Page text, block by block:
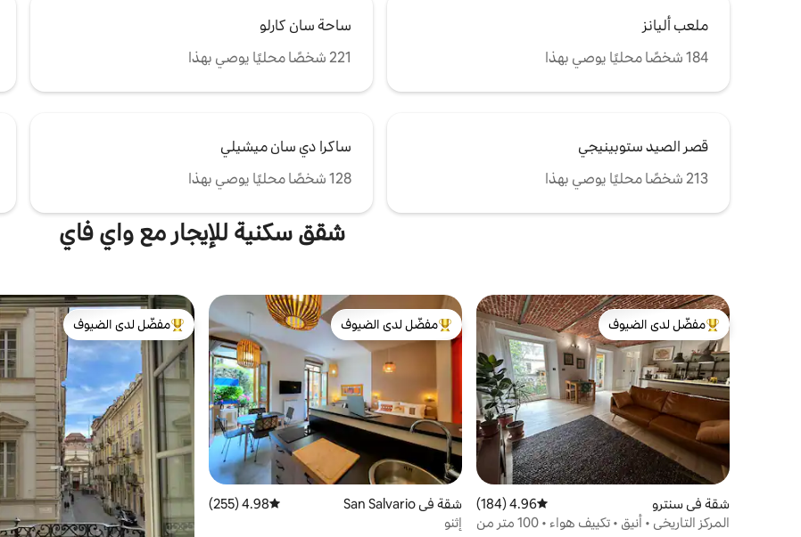
ملعب أليانز
184 شخصًا محليًا يوصي بهذا
ساحة سان كارلو
221 شخصًا محليًا يوصي بهذا
قصر الصيد ستوبينيجي
213 شخصًا محليًا يوصي بهذا
ساكرا دي سان ميشيلي
128 شخصًا محليًا يوصي بهذا
شقق سكنية للإيجار مع واي فاي
من أبرز البيوت المفضّلة لدى الضيوف
مفضّل لدى الضيوف
شقة في سنترو متوسط التقييم 4.96 من 5، 184 مراجعات
4.96 (184)
المركز التاريخي • أنيق • تكييف هواء • 100 متر من
من أبرز البيوت المفضّلة لدى الضيوف
مفضّل لدى الضيوف
شقة في San Salvario متوسط التقييم 4.98 من 5، 255 مراجعات
4.98 (255)
إثنو
من أبرز البيوت المفضّلة لدى الضيوف
مفضّل لدى الضيوف